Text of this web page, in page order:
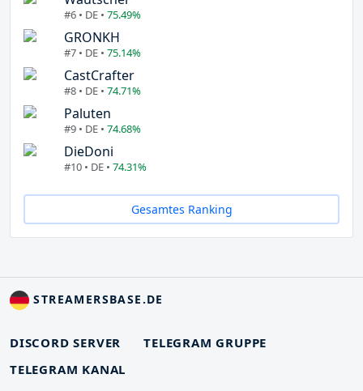
#6 • DE • 75.49%
GRONKH
#7 • DE • 75.14%
CastCrafter
#8 • DE • 74.71%
Paluten
#9 • DE • 74.68%
DieDoni
#10 • DE • 74.31%
Gesamtes Ranking
STREAMERSBASE.DE
DISCORD SERVER
TELEGRAM GRUPPE
TELEGRAM KANAL